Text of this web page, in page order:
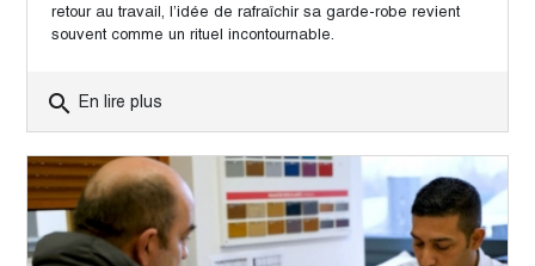
retour au travail, l’idée de rafraîchir sa garde-robe revient
souvent comme un rituel incontournable.
search En lire plus